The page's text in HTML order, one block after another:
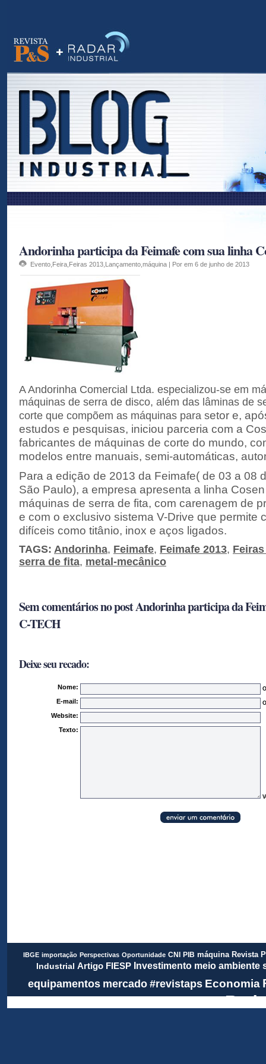
Andorinha participa da Feimafe com sua linha
Evento Feira Feiras 2013 Lançamento máquina | Por em 6 de junho de 2013
A Andorinha Comercial Ltda. especializou-se em
máquinas de serra de disco, além das lâminas de
corte que compõem as máquinas para setor e,
estudos e pesquisas, iniciou parceria com a
fabricantes de máquinas de corte do mundo,
modelos entre manuais, semi-automáticas,
Para a edição de 2013 da Feimafe( de 03 a 08
São Paulo), a empresa apresenta a linha
máquinas de serra de fita, com carenagem de
e com o exclusivo sistema V-Drive que permite
difíceis como titânio, inox e aços ligados.
TAGS: Andorinha, Feimafe, Feimafe 2013,
serra de fita, metal-mecânico
Sem comentários no post Andorinha participa da
C-TECH
Deixe seu recado:
Nome:
E-mail:
Website:
Texto:
IBGE importação Perspectivas Oportunidade CNI PIB máquina Revista
Industrial Artigo FIESP Investimento meio ambiente
equipamentos mercado #revistaps Economia